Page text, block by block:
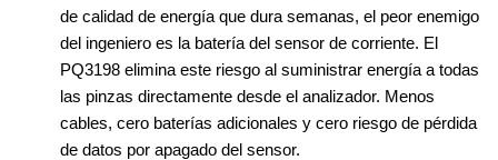
de calidad de energía que dura semanas, el peor enemigo
del ingeniero es la batería del sensor de corriente. El
PQ3198 elimina este riesgo al suministrar energía a todas
las pinzas directamente desde el analizador. Menos
cables, cero baterías adicionales y cero riesgo de pérdida
de datos por apagado del sensor.